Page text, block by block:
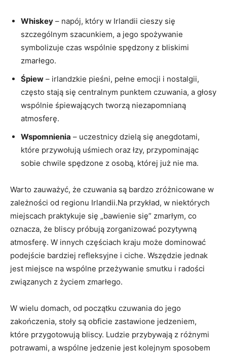
Whiskey – napój, który w Irlandii cieszy się
szczególnym szacunkiem, a jego spożywanie
symbolizuje czas wspólnie spędzony z bliskimi
zmarłego.
Śpiew – irlandzkie pieśni, pełne emocji i nostalgii,
często stają się centralnym punktem czuwania, a głosy
wspólnie śpiewających tworzą niezapomnianą
atmosferę.
Wspomnienia – uczestnicy dzielą się anegdotami,
które przywołują uśmiech oraz łzy, przypominając
sobie chwile spędzone z osobą, której już nie ma.
Warto zauważyć, że czuwania są bardzo zróżnicowane w
zależności od regionu Irlandii.Na przykład, w niektórych
miejscach praktykuje się „bawienie się” zmarłym, co
oznacza, że bliscy próbują zorganizować pozytywną
atmosferę. W innych częściach kraju może dominować
podejście bardziej refleksyjne i ciche. Wszędzie jednak
jest miejsce na wspólne przeżywanie smutku i radości
związanych z życiem zmarłego.
W wielu domach, od początku czuwania do jego
zakończenia, stoły są obficie zastawione jedzeniem,
które przygotowują bliscy. Ludzie przybywają z różnymi
potrawami, a wspólne jedzenie jest kolejnym sposobem